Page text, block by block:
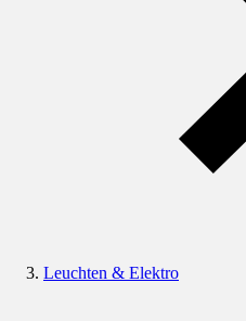
Leuchten & Elektro